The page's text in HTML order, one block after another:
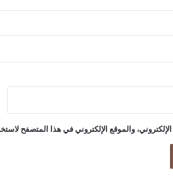
والموقع الإلكتروني في هذا المتصفح